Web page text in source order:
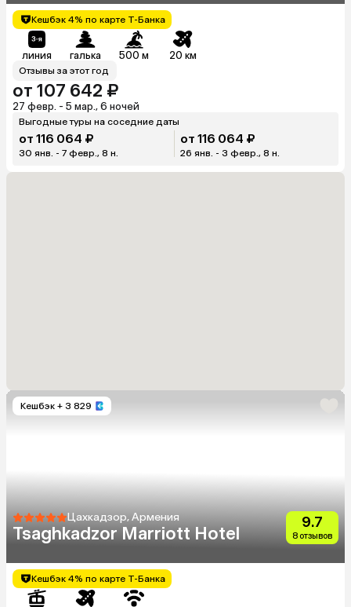
Кешбэк 4% по карте Т-Банка
линия галька 500 м 20 км
Отзывы за этот год
от 107 642 ₽
27 февр. - 5 мар., 6 ночей
Выгодные туры на соседние даты
от 116 064 ₽
30 янв. - 7 февр., 8 н.
от 116 064 ₽
26 янв. - 3 февр., 8 н.
Кешбэк + 3 829
Цахкадзор, Армения
Tsaghkadzor Marriott Hotel
9.7
8 отзывов
Кешбэк 4% по карте Т-Банка